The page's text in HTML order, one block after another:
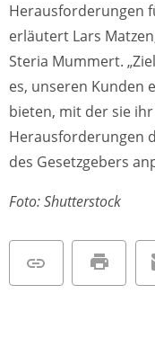
Herausforderungen
erläutert Lars
Steria Mummert.
es, unseren Kunden
bieten, mit der sie
Herausforderungen
des Gesetzgebers
Foto: Shutterstock